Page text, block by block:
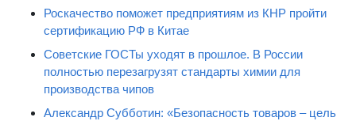
Роскачество поможет предприятиям из КНР пройти
сертификацию РФ в Китае
Советские ГОСТы уходят в прошлое. В России
полностью перезагрузят стандарты химии для
производства чипов
Александр Субботин: «Безопасность товаров – цель